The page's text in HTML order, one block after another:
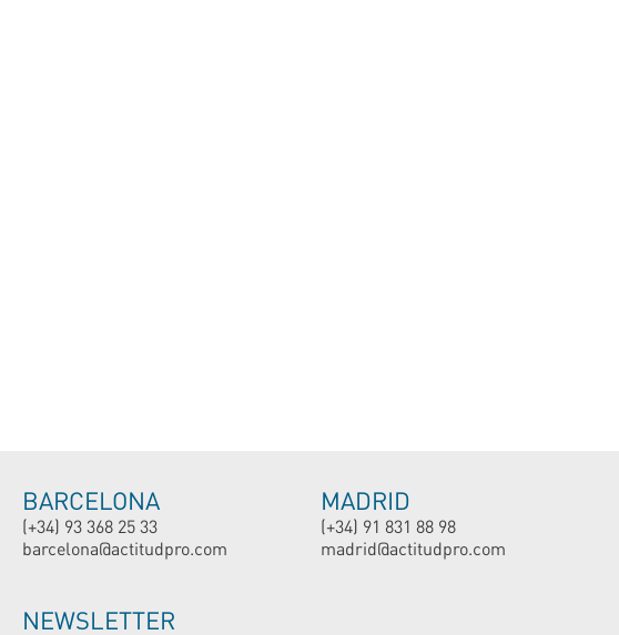
BARCELONA
(+34) 93 368 25 33
barcelona@actitudpro.com
MADRID
(+34) 91 831 88 98
madrid@actitudpro.com
NEWSLETTER